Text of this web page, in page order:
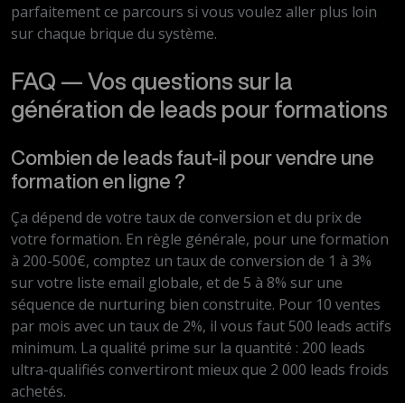
parfaitement ce parcours si vous voulez aller plus loin
sur chaque brique du système.
FAQ — Vos questions sur la
génération de leads pour formations
Combien de leads faut-il pour vendre une
formation en ligne ?
Ça dépend de votre taux de conversion et du prix de
votre formation. En règle générale, pour une formation
à 200-500€, comptez un taux de conversion de 1 à 3%
sur votre liste email globale, et de 5 à 8% sur une
séquence de nurturing bien construite. Pour 10 ventes
par mois avec un taux de 2%, il vous faut 500 leads actifs
minimum. La qualité prime sur la quantité : 200 leads
ultra-qualifiés convertiront mieux que 2 000 leads froids
achetés.